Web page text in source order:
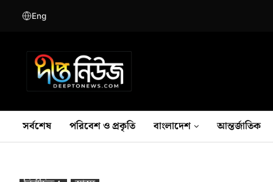
Eng
সর্বশেষ পরিবেশ ও প্রকৃতি বাংলাদেশ আন্তর্জাতিক